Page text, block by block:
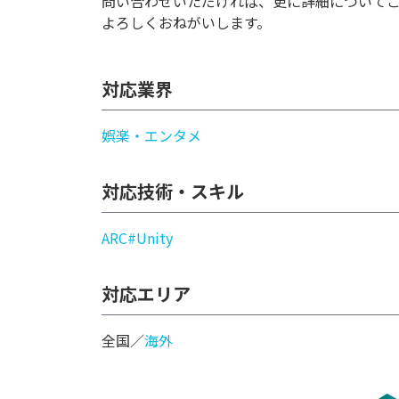
よろしくおねがいします。
対応業界
娯楽・エンタメ
対応技術・スキル
ARC#Unity
対応エリア
全国／海外